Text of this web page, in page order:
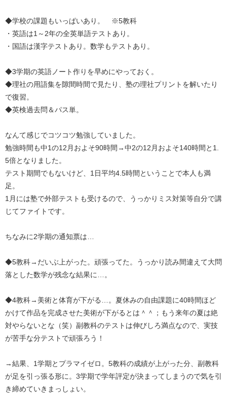
◆学校の課題もいっぱいあり。 ※5教科
・英語は1～2年の全英単語テストあり。
・国語は漢字テストあり。数学もテストあり。
◆3学期の英語ノート作りを早めにやっておく。
◆理社の用語集を隙間時間で見たり、塾の理社プリントを解いたり
で復習。
◆英検過去問＆パス単。
なんて感じでコツコツ勉強していました。
勉強時間も中1の12月およそ90時間→中2の12月およそ140時間と1.
5倍となりました。
テスト期間でもないけど、1日平均4.5時間ということで本人も満
足。
1月には塾で外部テストも受けるので、うっかりミス対策等自分で講
じてファイトです。
ちなみに2学期の通知票は…
◆5教科→だいぶ上がった。頑張ってた。うっかり読み間違えて大問
落とした数学が残念な結果に…。
◆4教科→美術と体育が下がる…。夏休みの自由課題に40時間ほど
かけて作品を完成させた美術が下がるとは＾＾；もう来年の夏は絶
対やらないとな（笑）副教科のテストは伸びしろ満点なので、実技
が苦手な分テストで頑張ろう！
→結果、1学期とプラマイゼロ。5教科の成績が上がった分、副教科
が足を引っ張る形に。3学期で学年評定が決まってしまうので気を引
き締めていきまっしょい。